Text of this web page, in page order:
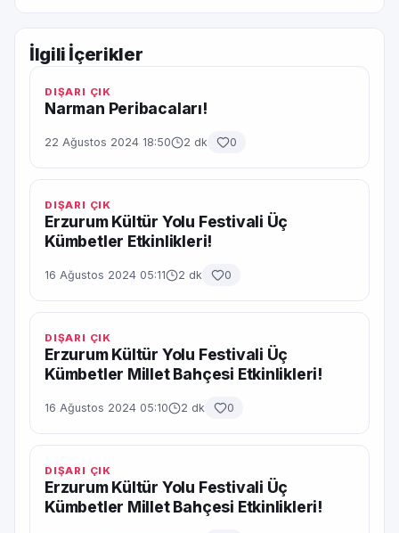
İlgili İçerikler
DIŞARI ÇIK
Narman Peribacaları!
22 Ağustos 2024 18:50 2 dk 0
DIŞARI ÇIK
Erzurum Kültür Yolu Festivali Üç
Kümbetler Etkinlikleri!
16 Ağustos 2024 05:11 2 dk 0
DIŞARI ÇIK
Erzurum Kültür Yolu Festivali Üç
Kümbetler Millet Bahçesi Etkinlikleri!
16 Ağustos 2024 05:10 2 dk 0
DIŞARI ÇIK
Erzurum Kültür Yolu Festivali Üç
Kümbetler Millet Bahçesi Etkinlikleri!